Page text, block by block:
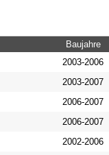
Baujahre
2003-2006
2003-2007
2006-2007
2006-2007
2002-2006